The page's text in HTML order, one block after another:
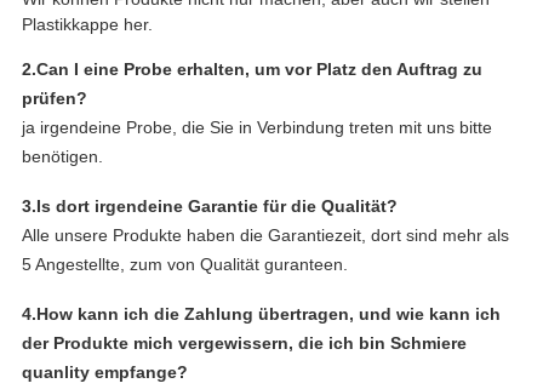
Plastikkappe her.
2.Can I eine Probe erhalten, um vor Platz den Auftrag zu
prüfen?
ja irgendeine Probe, die Sie in Verbindung treten mit uns bitte
benötigen.
3.Is dort irgendeine Garantie für die Qualität?
Alle unsere Produkte haben die Garantiezeit, dort sind mehr als
5 Angestellte, zum von Qualität guranteen.
4.How kann ich die Zahlung übertragen, und wie kann ich
der Produkte mich vergewissern, die ich bin Schmiere
quanlity empfange?